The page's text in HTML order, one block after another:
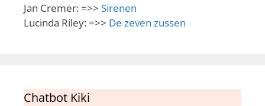
Jan Cremer: =>> Sirenen
Lucinda Riley: =>> De zeven zussen
Chatbot Kiki